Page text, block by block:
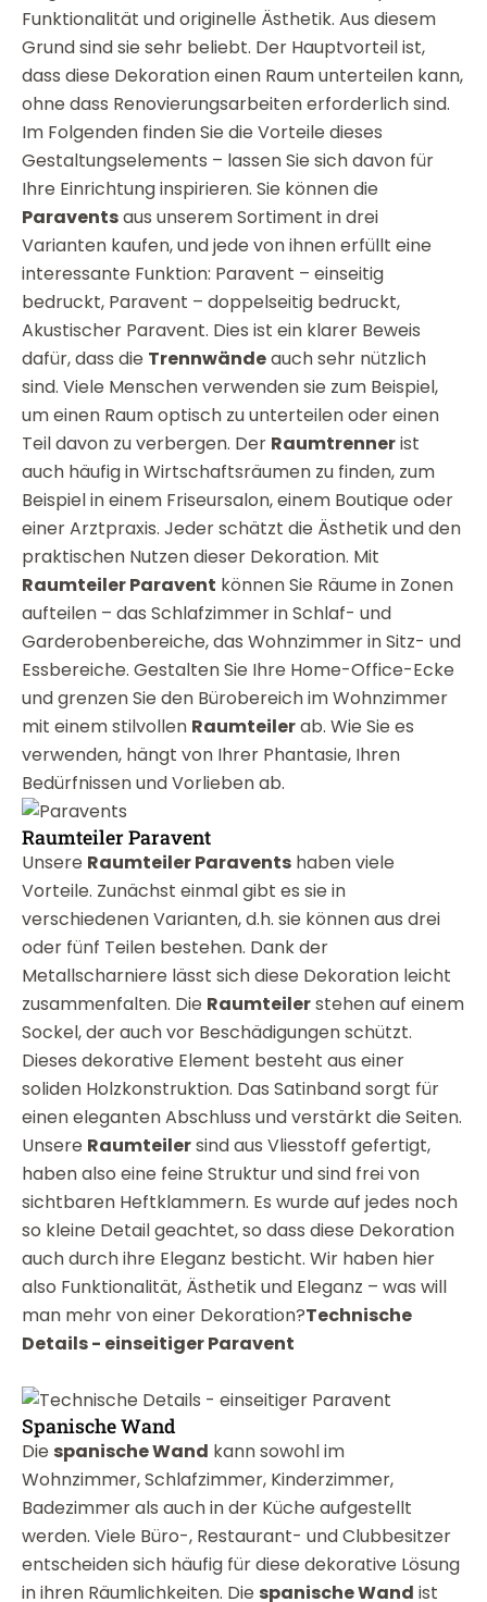
Funktionalität und originelle Ästhetik. Aus diesem
Grund sind sie sehr beliebt. Der Hauptvorteil ist,
dass diese Dekoration einen Raum unterteilen kann,
ohne dass Renovierungsarbeiten erforderlich sind.
Im Folgenden finden Sie die Vorteile dieses
Gestaltungselements – lassen Sie sich davon für
Ihre Einrichtung inspirieren. Sie können die
Paraventsaus unserem Sortiment in drei
Varianten kaufen, und jede von ihnen erfüllt eine
interessante Funktion: Paravent – einseitig
bedruckt, Paravent – doppelseitig bedruckt,
Akustischer Paravent. Dies ist ein klarer Beweis
dafür, dass die Trennwändeauch sehr nützlich
sind. Viele Menschen verwenden sie zum Beispiel,
um einen Raum optisch zu unterteilen oder einen
Teil davon zu verbergen. Der Raumtrennerist
auch häufig in Wirtschaftsräumen zu finden, zum
Beispiel in einem Friseursalon, einem Boutique oder
einer Arztpraxis. Jeder schätzt die Ästhetik und den
praktischen Nutzen dieser Dekoration. Mit
Raumteiler Paravent können Sie Räume in Zonen
aufteilen – das Schlafzimmer in Schlaf- und
Garderobenbereiche, das Wohnzimmer in Sitz- und
Essbereiche. Gestalten Sie Ihre Home-Office-Ecke
und grenzen Sie den Bürobereich im Wohnzimmer
mit einem stilvollen Raumteilerab. Wie Sie es
verwenden, hängt von Ihrer Phantasie, Ihren
Bedürfnissen und Vorlieben ab.
Raumteiler Paravent
Unsere Raumteiler Paravents haben viele
Vorteile. Zunächst einmal gibt es sie in
verschiedenen Varianten, d.h. sie können aus drei
oder fünf Teilen bestehen. Dank der
Metallscharniere lässt sich diese Dekoration leicht
zusammenfalten. Die Raumteilerstehen auf einem
Sockel, der auch vor Beschädigungen schützt.
Dieses dekorative Element besteht aus einer
soliden Holzkonstruktion. Das Satinband sorgt für
einen eleganten Abschluss und verstärkt die Seiten.
Unsere Raumteilersind aus Vliesstoff gefertigt,
haben also eine feine Struktur und sind frei von
sichtbaren Heftklammern. Es wurde auf jedes noch
so kleine Detail geachtet, so dass diese Dekoration
auch durch ihre Eleganz besticht. Wir haben hier
also Funktionalität, Ästhetik und Eleganz – was will
man mehr von einer Dekoration?Technische
Details - einseitiger Paravent
Spanische Wand
Die spanische Wand kann sowohl im
Wohnzimmer, Schlafzimmer, Kinderzimmer,
Badezimmer als auch in der Küche aufgestellt
werden. Viele Büro-, Restaurant- und Clubbesitzer
entscheiden sich häufig für diese dekorative Lösung
in ihren Räumlichkeiten. Die spanische Wand ist